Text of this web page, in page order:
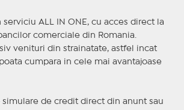
serviciu ALL IN ONE, cu acces direct la
comerciale din Romania.
venituri din strainatate, astfel incat
cumpara in cele mai avantajoase
de credit direct din anunt sau